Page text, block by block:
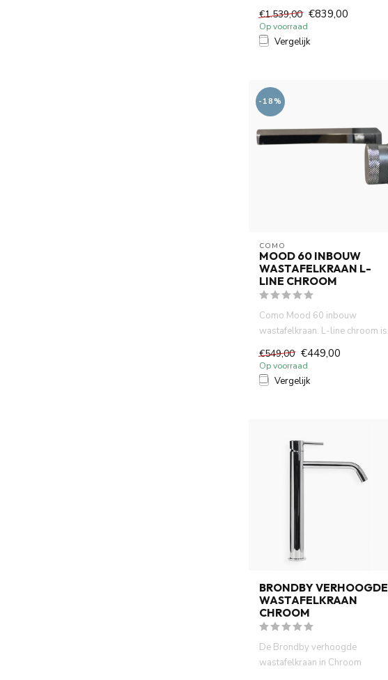
doucheset. De 25 cm regen...
€1.539,00 €839,00
Op voorraad
Vergelijk
-18%
COMO
MOOD 60 INBOUW
WASTAFELKRAAN L-
LINE CHROOM
Como Mood 60 inbouw
wastafelkraan. L-line chroom is
mm...
€549,00 €449,00
Op voorraad
Vergelijk
BRONDBY VERHOOGDE
WASTAFELKRAAN
CHROOM
De Brondby verhoogde
wastafelkraan in Chroom